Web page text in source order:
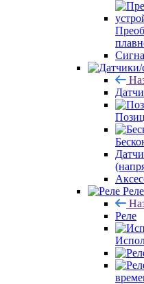
Реле
Реле